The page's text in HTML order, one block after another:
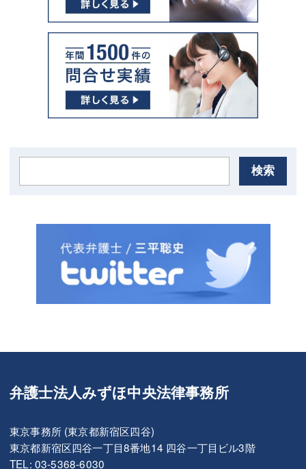
検索
弁護士法人みずほ中央法律事務所
東京事務所 (東京都新宿区四谷)
東京都新宿区四谷一丁目8番地14 四谷一丁目ビル3階
TEL: 03-5368-6030